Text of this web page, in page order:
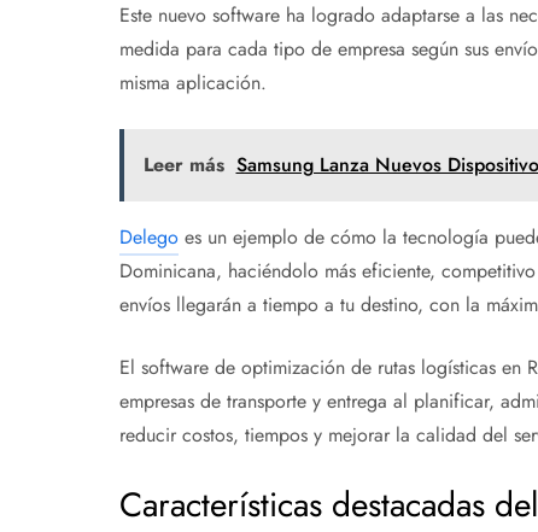
Este nuevo software ha logrado adaptarse a las
medida para cada tipo de empresa según sus
misma aplicación.
Leer más Samsung Lanza Nuevos
Delegoes un ejemplo de cómo la tecnología
Dominicana, haciéndolo más eficiente,
envíos llegarán a tiempo a tu destino, con la
El software de optimización de rutas logísticas en
empresas de transporte y entrega al planificar,
reducir costos, tiempos y mejorar la calidad del
Características destacadas